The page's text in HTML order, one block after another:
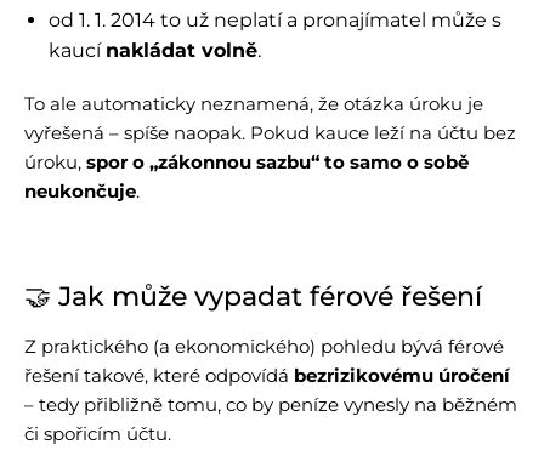
od 1. 1. 2014 to už neplatí a pronajímatel může s
kaucí nakládat volně.
To ale automaticky neznamená, že otázka úroku je
vyřešená – spíše naopak. Pokud kauce leží na účtu bez
úroku, spor o „zákonnou sazbu“ to samo o sobě
neukončuje.
🤝 Jak může vypadat férové řešení
Z praktického (a ekonomického) pohledu bývá férové
řešení takové, které odpovídá bezrizikovému úročení
– tedy přibližně tomu, co by peníze vynesly na běžném
či spořicím účtu.